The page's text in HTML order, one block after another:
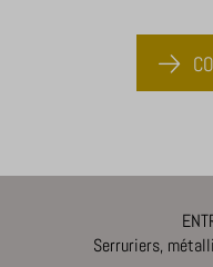
Serruriers,